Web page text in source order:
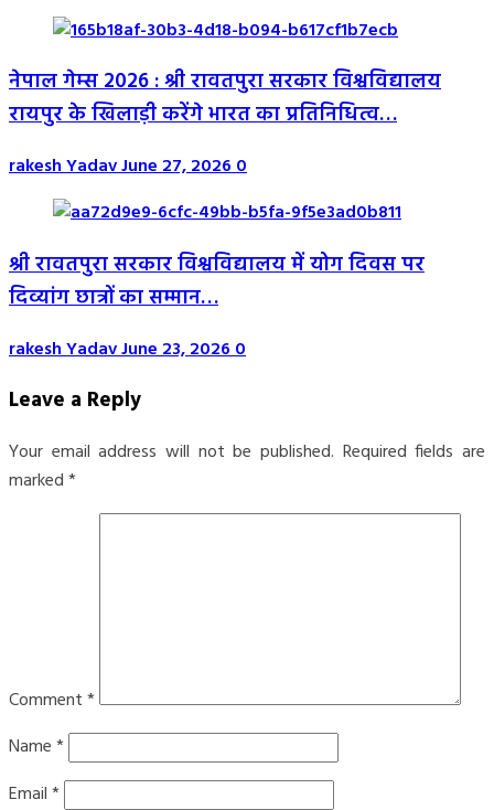
नेपाल गेम्स 2026 : श्री रावतपुरा सरकार विश्वविद्यालय
रायपुर के खिलाड़ी करेंगे भारत का प्रतिनिधित्व…
rakesh YadavJune 27, 20260
श्री रावतपुरा सरकार विश्वविद्यालय में योग दिवस पर
दिव्यांग छात्रों का सम्मान…
rakesh YadavJune 23, 20260
Leave a Reply
Your email address will not be published. Required fields are
marked*
Comment*
Name*
Email*